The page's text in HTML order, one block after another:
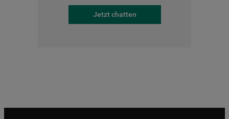
Jetzt chatten